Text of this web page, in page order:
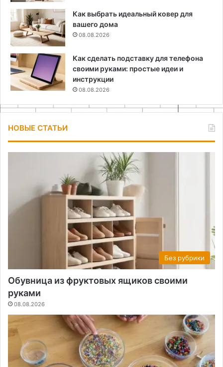
Как выбрать идеальный ковер для
вашего дома
08.08.2026
Как сделать подставку для телефона
своими руками: простые идеи и
инструкции
08.08.2026
НОВЫЕ СТАТЬИ
Без рубрики
Обувница из фруктовых ящиков своими
руками
08.08.2026